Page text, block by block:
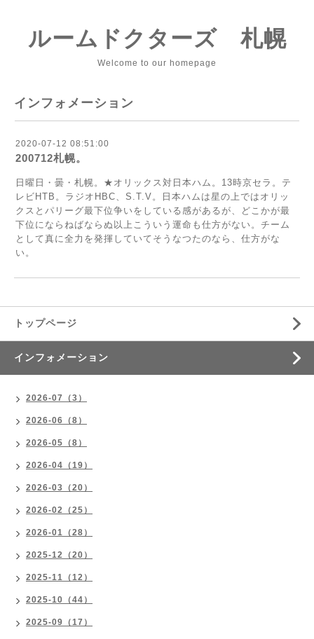
ルームドクターズ 札幌
Welcome to our homepage
インフォメーション
2020-07-12 08:51:00
200712札幌。
日曜日・曇・札幌。★オリックス対日本ハム。13時京セラ。テ
レビHТB。ラジオHBC、S.T.V。日本ハムは星の上ではオリッ
クスとパリーグ最下位争いをしている感があるが、どこかが最
下位にならねばならぬ以上こういう運命も仕方がない。チーム
として真に全力を発揮していてそうなつたのなら、仕方がな
い。
トップページ
インフォメーション
2026-07（3）
2026-06（8）
2026-05（8）
2026-04（19）
2026-03（20）
2026-02（25）
2026-01（28）
2025-12（20）
2025-11（12）
2025-10（44）
2025-09（17）